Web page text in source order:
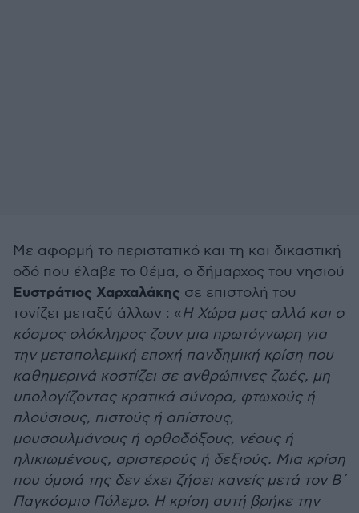
Με αφορμή το περιστατικό και τη και δικαστική
οδό που έλαβε το θέμα, ο δήμαρχος του νησιού
Ευστράτιος Χαρχαλάκης σε επιστολή του
τονίζει μεταξύ άλλων : «Η Χώρα μας αλλά και ο
κόσμος ολόκληρος ζουν μια πρωτόγνωρη για
την μεταπολεμική εποχή πανδημική κρίση που
καθημερινά κοστίζει σε ανθρώπινες ζωές, μη
υπολογίζοντας κρατικά σύνορα, φτωχούς ή
πλούσιους, πιστούς ή απίστους,
μουσουλμάνους ή ορθοδόξους, νέους ή
ηλικιωμένους, αριστερούς ή δεξιούς. Μια κρίση
που όμοιά της δεν έχει ζήσει κανείς μετά τον Β΄
Παγκόσμιο Πόλεμο. Η κρίση αυτή βρήκε την